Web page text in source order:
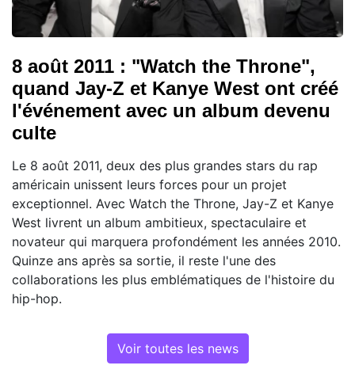
8 août 2011 : "Watch the Throne",
quand Jay-Z et Kanye West ont créé
l'événement avec un album devenu
culte
Le 8 août 2011, deux des plus grandes stars du rap
américain unissent leurs forces pour un projet
exceptionnel. Avec Watch the Throne, Jay-Z et Kanye
West livrent un album ambitieux, spectaculaire et
novateur qui marquera profondément les années 2010.
Quinze ans après sa sortie, il reste l'une des
collaborations les plus emblématiques de l'histoire du
hip-hop.
Voir toutes les news